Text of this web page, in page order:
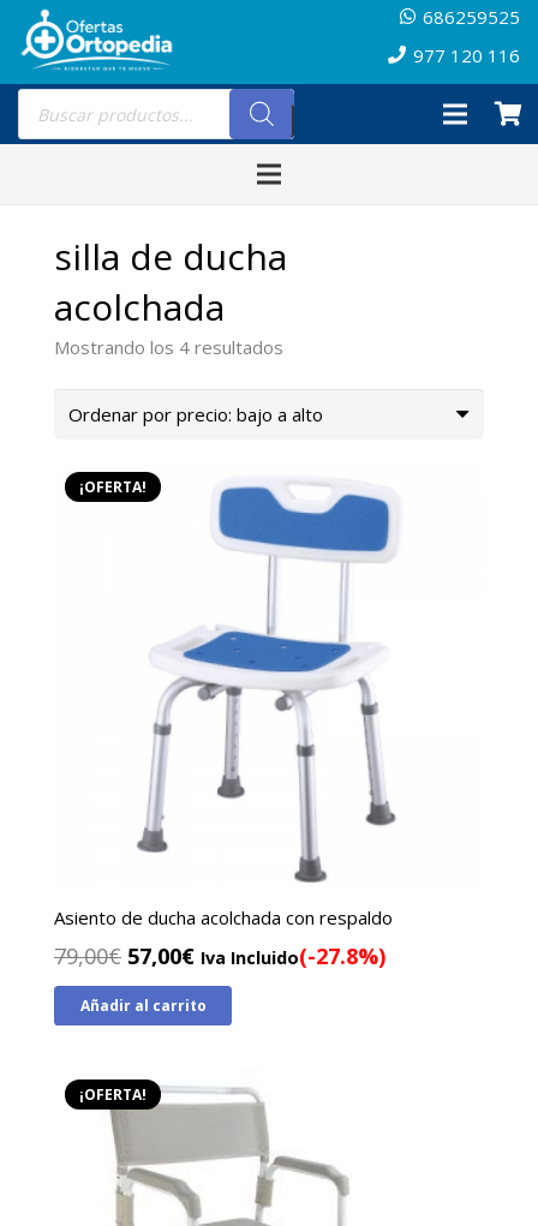
686259525
977 120 116
Búsqueda
productos
silla de ducha
acolchada
Mostrando los 4 resultados
precio:
alto
¡OFERTA!
Asiento de ducha acolchada con respaldo
79,00€ El
precio
original
79,00€.
57,00€El
precio
actual
Iva Incluido(-27.8%)
Añadir al carrito
¡OFERTA!